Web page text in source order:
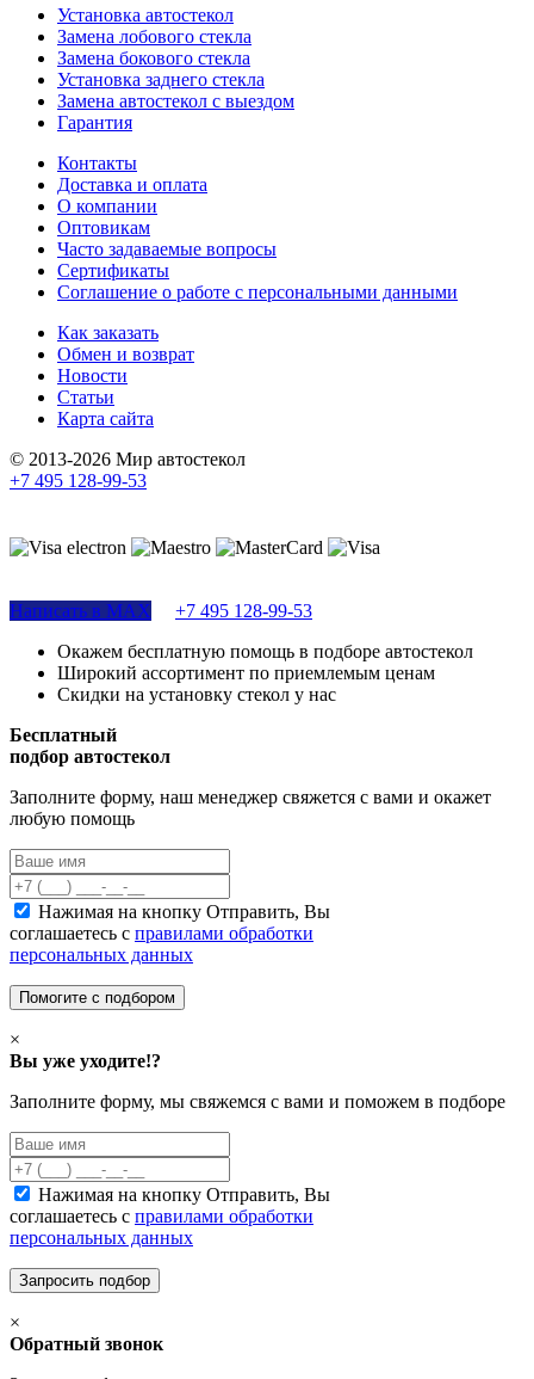
Установка автостекол
Замена лобового стекла
Замена бокового стекла
Установка заднего стекла
Замена автостекол с выездом
Гарантия
Контакты
Доставка и оплата
О компании
Оптовикам
Часто задаваемые вопросы
Сертификаты
Соглашение о работе с персональными данными
Как заказать
Обмен и возврат
Новости
Статьи
Карта сайта
© 2013-2026 Мир автостекол
+7 495 128-99-53
Написать в MAX
+7 495 128-99-53
Окажем бесплатную помощь в подборе автостекол
Широкий ассортимент по приемлемым ценам
Скидки на установку стекол у нас
Бесплатный
подбор автостекол
Заполните форму, наш менеджер свяжется с вами и окажет
любую помощь
Нажимая на кнопку Отправить, Вы
соглашаетесь с правилами обработки
персональных данных
×
Вы уже уходите!?
Заполните форму, мы свяжемся с вами и поможем в подборе
Нажимая на кнопку Отправить, Вы
соглашаетесь с правилами обработки
персональных данных
×
Обратный звонок